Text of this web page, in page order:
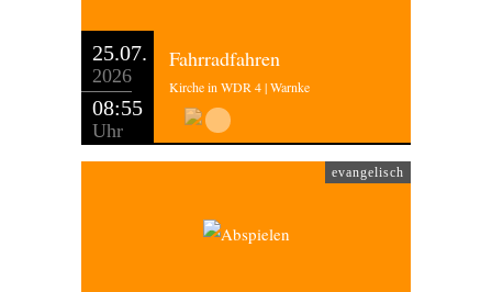
25.07.
2026
08:55
Uhr
Fahrradfahren
Kirche in WDR 4 | Warnke
evangelisch